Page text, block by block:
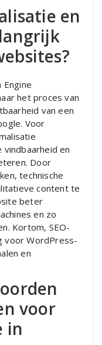
en
Engine
het proces van
van een
Voor
en
Door
technische
content te
beter
en zo
Kortom, SEO-
voor WordPress-
en
voor
in